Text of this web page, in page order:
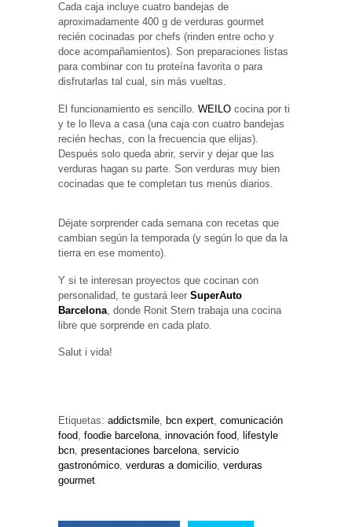
Cada caja incluye cuatro bandejas de
aproximadamente 400 g de verduras gourmet
recién cocinadas por chefs (rinden entre ocho y
doce acompañamientos). Son preparaciones listas
para combinar con tu proteína favorita o para
disfrutarlas tal cual, sin más vueltas.
El funcionamiento es sencillo. WEILO cocina por ti
y te lo lleva a casa (una caja con cuatro bandejas
recién hechas, con la frecuencia que elijas).
Después solo queda abrir, servir y dejar que las
verduras hagan su parte. Son verduras muy bien
cocinadas que te completan tus menús diarios.
Déjate sorprender cada semana con recetas que
cambian según la temporada (y según lo que da la
tierra en ese momento).
Y si te interesan proyectos que cocinan con
personalidad, te gustará leer SuperAuto
Barcelona , donde Ronit Stern trabaja una cocina
libre que sorprende en cada plato.
Salut i vida!
Etiquetas: addictsmile, bcn expert, comunicación
food, foodie barcelona, innovación food, lifestyle
bcn, presentaciones barcelona, servicio
gastronómico, verduras a domicilio, verduras
gourmet
ver contenido y
personalizados.